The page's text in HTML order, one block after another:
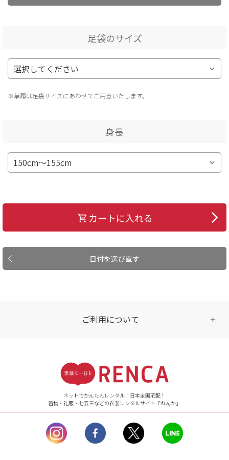
足袋のサイズ
※草履は足袋サイズにあわせてご用意いたします。
身長
日付を選び直す
カートに入れる
ご利用について
【ご注文（インターネット）】
24時間年中無休
【お問い合わせ窓口（メー
ル）】10:00~17:00
土曜日、日曜日、臨
時休業日を除く。
営業時間外にいただ
ネットでかんたんレンタル！日本全国宅配！
着物・礼服・七五三などの衣装レンタルサイト「れんか」